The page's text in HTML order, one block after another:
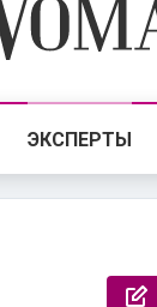
ЭКСПЕРТЫ